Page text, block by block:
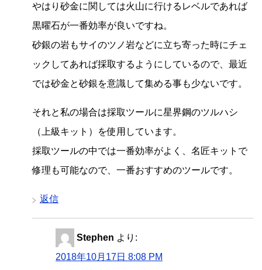
やはり砂金に関しては火山に行けるレベルであれば
黒曜石が一番効率が良いですね。
砂銀の岩もサイのツノ岩などに立ち寄った時にチェ
ックしてあれば採取するようにしているので、最近
では砂金と砂銀を意識して集める事も少ないです。
それと私の場合は採取ツールに星界鋼のツルハシ
（上級キット）を使用しています。
採取ツールの中では一番効率がよく、名匠キットで
修理も可能なので、一番おすすめのツールです。
返信
Stephen より:
2018年10月17日 8:08 PM